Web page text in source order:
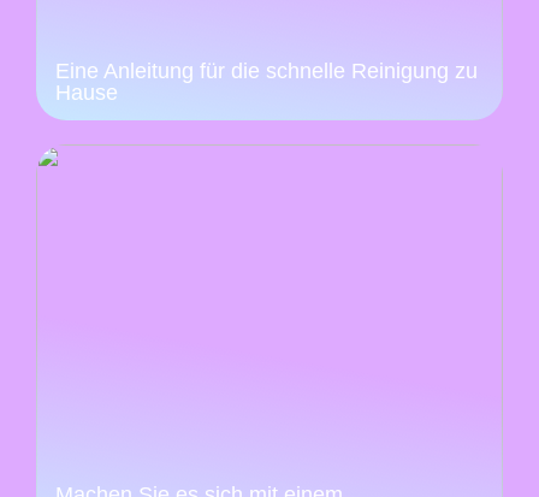
Eine Anleitung für die schnelle Reinigung zu
Hause